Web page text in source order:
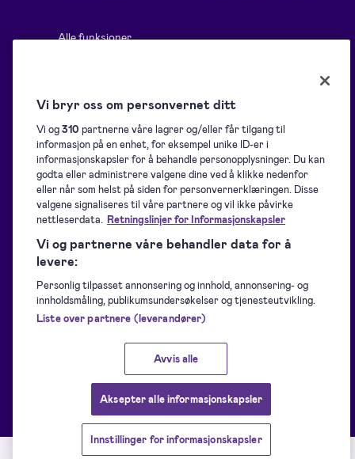
Alle funksjoner
Blogg
Hjelpeside
Nedlastinger
For utviklere
Støttede e-ID-er
Kundehistorier
Oversikt
Samling av signaturer
Signering
Identifisering
Andre Signicat-produkter
Tjenestestatus Tjenestevilkår
Personvernerklæring
Vi bryr oss om personvernet ditt
Vi og310 partnerne våre lagrer og/eller får tilgang til
informasjon på en enhet, for eksempel unike ID-er i
informasjonskapsler for å behandle personopplysninger. Du kan
godta eller administrere valgene dine ved å klikke nedenfor
eller når som helst på siden for personvernerklæringen. Disse
valgene signaliseres til våre partnere og vil ikke påvirke
nettleserdata. Retningslinjer for Informasjonskapsler
Vi og partnerne våre behandler data for å
levere:
Personlig tilpasset annonsering og innhold, annonsering- og
innholdsmåling, publikumsundersøkelser og tjenesteutvikling.
Liste over partnere (leverandører)
Avvis alle
Aksepter alle informasjonskapsler
Innstillinger for informasjonskapsler